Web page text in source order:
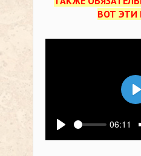
ВОТ ЭТИ
Воспроизвести
06:11